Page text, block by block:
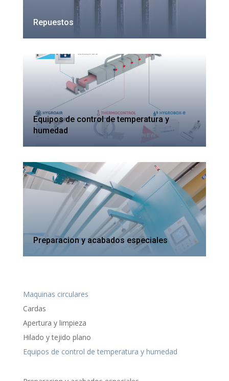
Repuestos
Equipos de control de temperatura y
humedad
Preparacion y acabados especiales
Maquinas circulares
Cardas
Apertura y limpieza
Hilado y tejido plano
Equipos de control de temperatura y humedad